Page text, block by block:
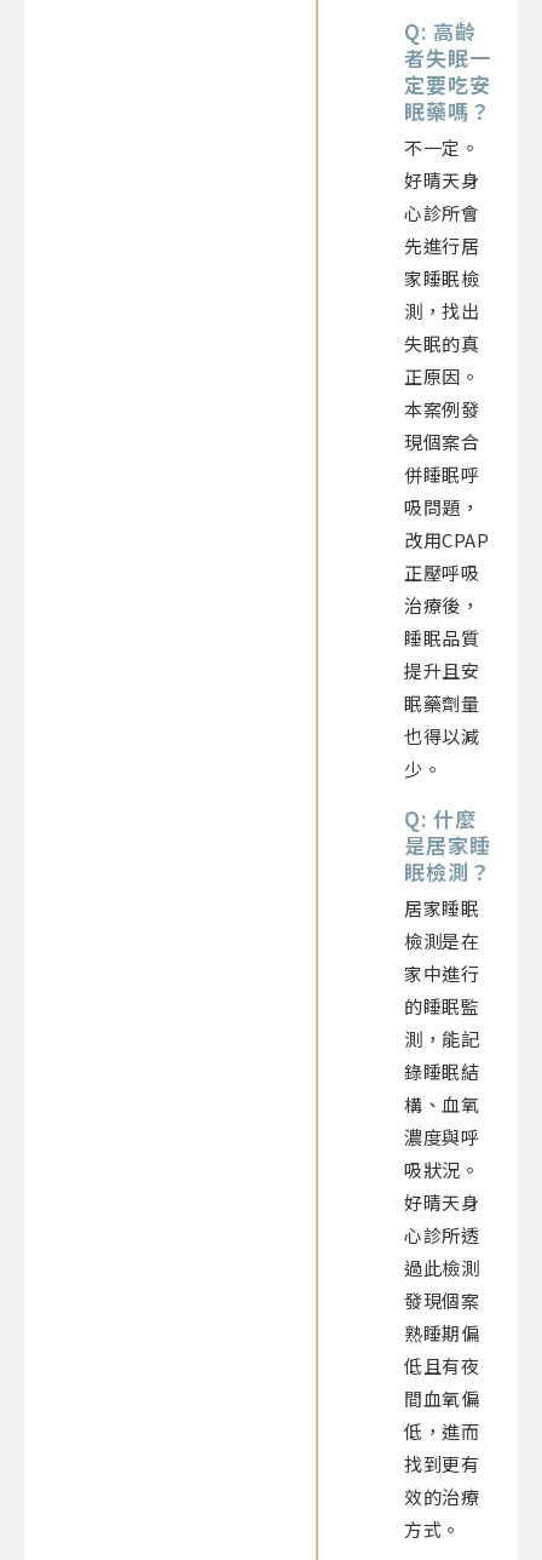
Q: 高齡
者失眠一
定要吃安
眠藥嗎？
不一定。
好晴天身
心診所會
先進行居
家睡眠檢
測，找出
失眠的真
正原因。
本案例發
現個案合
併睡眠呼
吸問題，
改用CPAP
正壓呼吸
治療後，
睡眠品質
提升且安
眠藥劑量
也得以減
少。
Q: 什麼
是居家睡
眠檢測？
居家睡眠
檢測是在
家中進行
的睡眠監
測，能記
錄睡眠結
構、血氧
濃度與呼
吸狀況。
好晴天身
心診所透
過此檢測
發現個案
熟睡期偏
低且有夜
間血氧偏
低，進而
找到更有
效的治療
方式。